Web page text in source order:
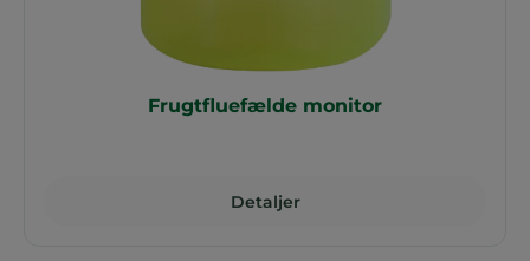
Frugtfluefælde monitor
Detaljer